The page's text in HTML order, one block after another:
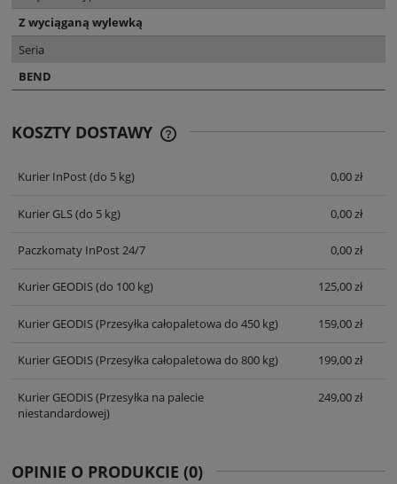
Z wyciąganą wylewką
Seria
BEND
KOSZTY DOSTAWY
Kurier InPost(do 5 kg) 0,00 zł
Kurier GLS(do 5 kg) 0,00 zł
Paczkomaty InPost 24/7 0,00 zł
Kurier GEODIS(do 100 kg) 125,00 zł
Kurier GEODIS(Przesyłka całopaletowa do 450 kg) 159,00 zł
Kurier GEODIS(Przesyłka całopaletowa do 800 kg) 199,00 zł
Kurier GEODIS(Przesyłka na palecie
niestandardowej)
249,00 zł
OPINIE O PRODUKCIE (0)